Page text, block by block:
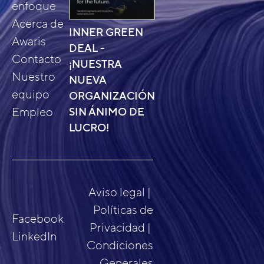
enfoque
Acerca de
Awaris
Contacto
Nuestro
equipo
Empleo
INNER GREEN
DEAL -
¡NUESTRA
NUEVA
ORGANIZACIÓN
SIN ÁNIMO DE
LUCRO!
Facebook
LinkedIn
Aviso legal
Políticas de
Privacidad
Condiciones